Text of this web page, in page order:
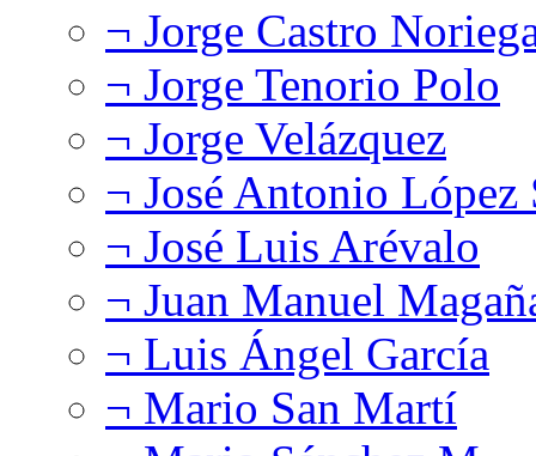
¬ Jorge Castro
¬ Jorge Tenorio Polo
¬ Jorge Velázquez
¬ José Antonio López
¬ José Luis Arévalo
¬ Juan Manuel
¬ Luis Ángel García
¬ Mario San Martí